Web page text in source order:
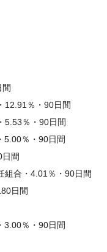
12.91％・90日間
5.53％・90日間
5.00％・90日間
間
組合・4.01％・90日間
日間
3.00％・90日間